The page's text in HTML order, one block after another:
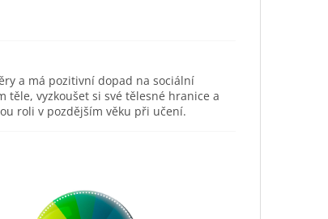
a má pozitivní dopad na sociální
vyzkoušet si své tělesné hranice a
roli v pozdějším věku při učení.